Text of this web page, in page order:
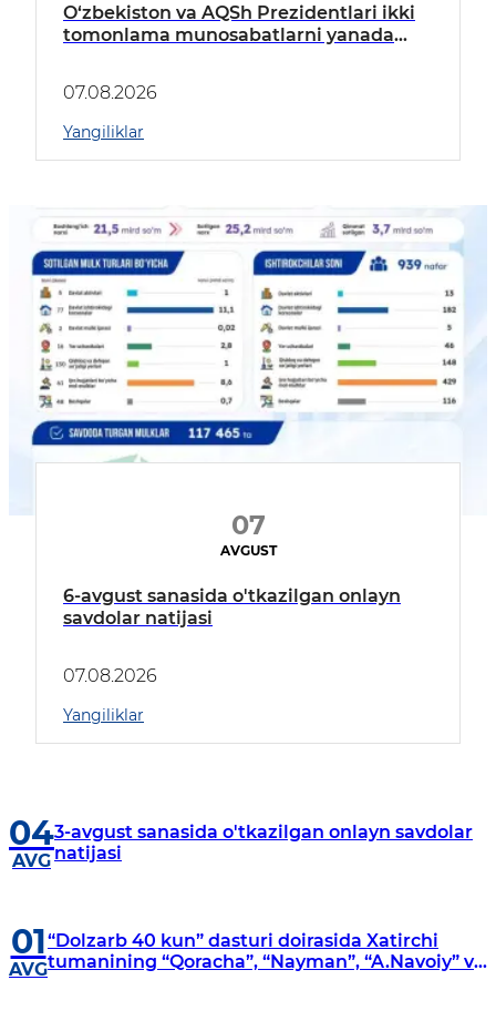
O‘zbekiston va AQSh Prezidentlari ikki
tomonlama munosabatlarni yanada
07.08.2026
Yangiliklar
07
AVGUST
6-avgust sanasida o'tkazilgan onlayn
savdolar natijasi
07.08.2026
Yangiliklar
04
AVG
3-avgust sanasida o'tkazilgan onlayn savdolar
natijasi
01
AVG
“Dolzarb 40 kun” dasturi doirasida Xatirchi
tumanining “Qoracha”, “Nayman”, “A.Navoiy” va